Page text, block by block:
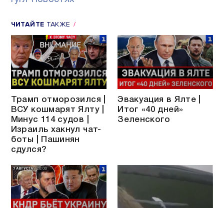
ЧИТАЙТЕ ТАКЖЕ
Трамп отморозился |
ВСУ кошмарят Ялту |
Минус 114 судов |
Израиль хакнул чат-
боты | Пашинян
сдулся?
Эвакуация в Ялте |
Итог «40 дней»
Зеленского